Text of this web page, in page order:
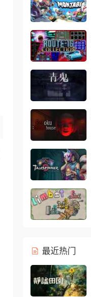
最近热门